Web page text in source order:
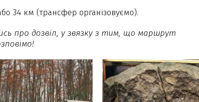
34 км (трансфер організовуємо).
про дозвіл, у звязку з тим, що маршрут